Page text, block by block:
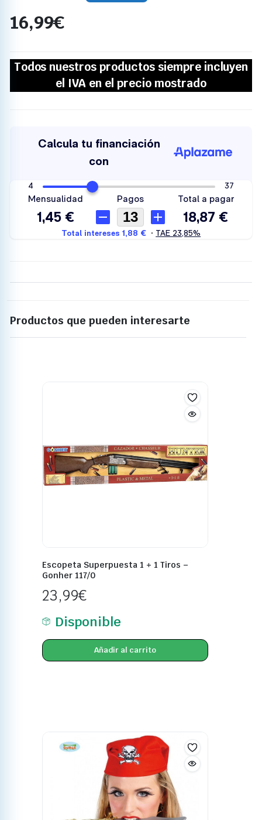
16,99€
Productos que pueden interesarte
Escopeta Superpuesta 1 + 1 Tiros –
Gonher 117/0
23,99€
Disponible
Añadir al carrito